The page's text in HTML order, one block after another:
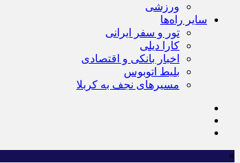
ورزشی
سایر راه‌ها
تور و سفر ایرانی
کارا دیلی
اخبار بانکی و اقتصادی
بلیط اتوبوس
مسیرهای نجف به کربلا
×